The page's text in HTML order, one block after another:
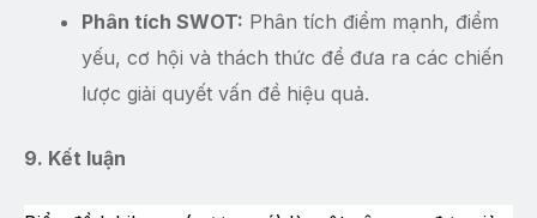
Phân tích SWOT: Phân tích điểm mạnh, điểm
yếu, cơ hội và thách thức để đưa ra các chiến
lược giải quyết vấn đề hiệu quả.
9. Kết luận